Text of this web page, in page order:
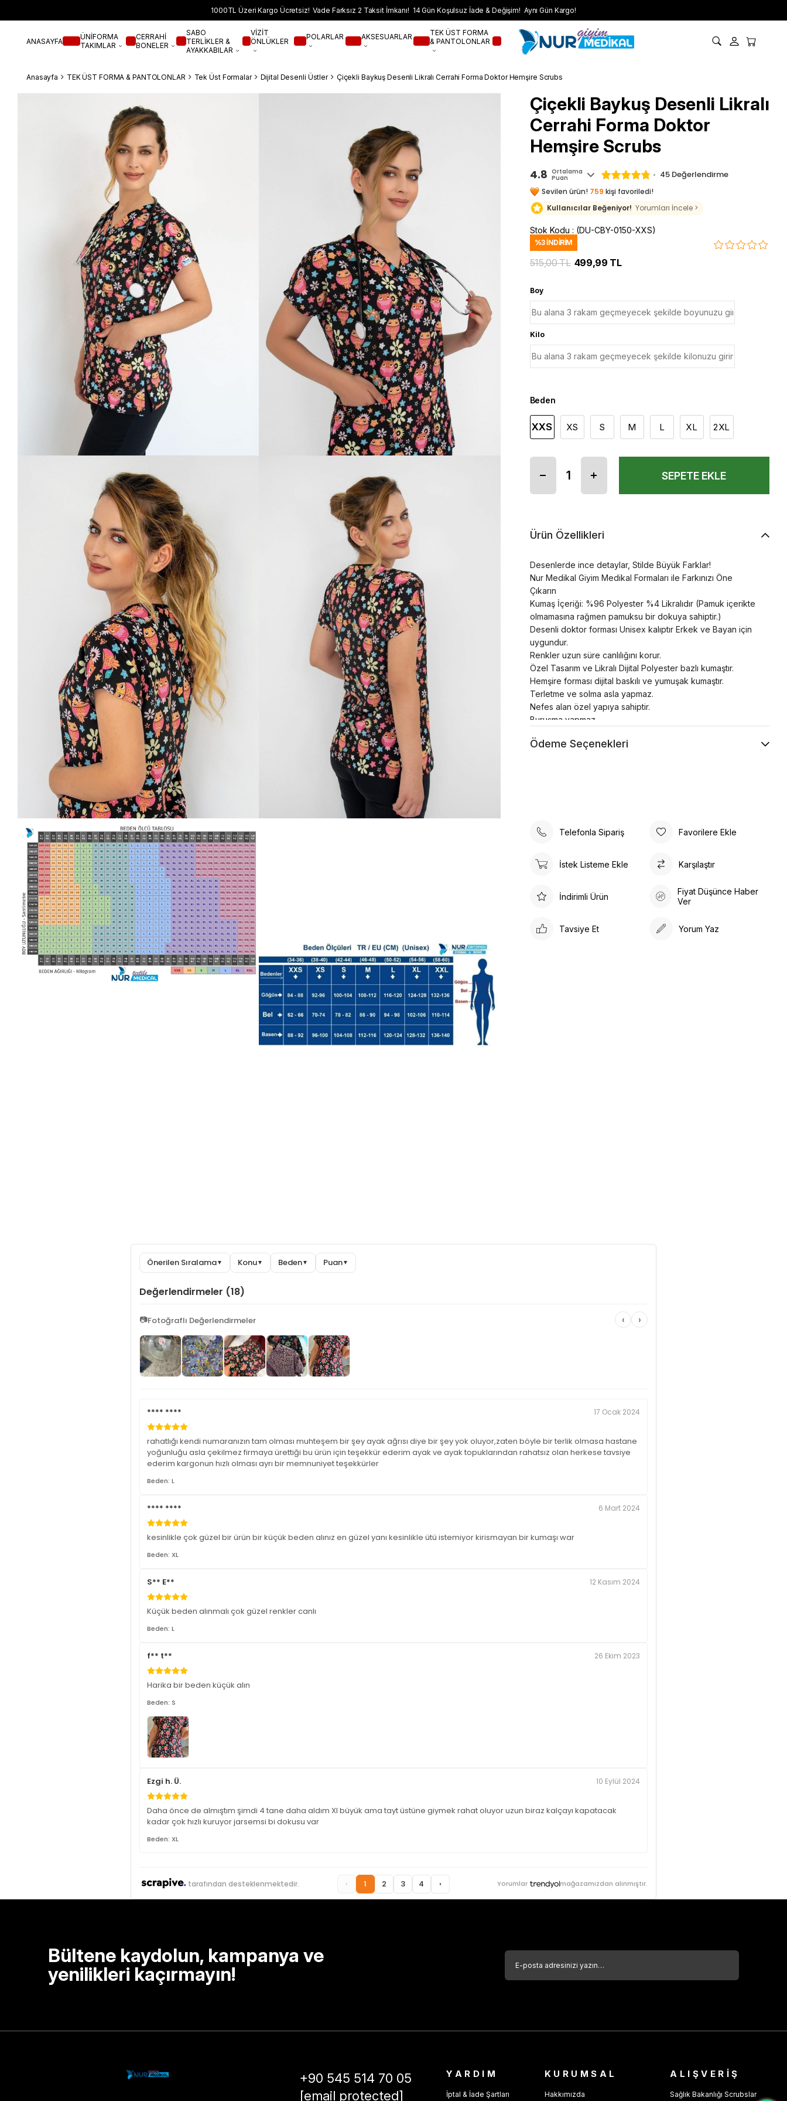
1000TL Üzeri Kargo Ücretsiz! Vade Farksız 2 Taksit İmkanı! 14 Gün Koşulsuz İade & Değişim! Aynı Gün Kargo!
ANASAYFA
ÜNİFORMA
TAKIMLAR
CERRAHİ
BONELER
SABO
TERLİKLER &
AYAKKABILAR
VİZİT
ÖNLÜKLER
POLARLAR AKSESUARLAR
TEK ÜST FORMA
& PANTOLONLAR
Anasayfa TEK ÜST FORMA & PANTOLONLAR Tek Üst Formalar Dijital Desenli Üstler Çiçekli Baykuş Desenli Likralı Cerrahi Forma Doktor Hemşire Scrubs
Çiçekli Baykuş Desenli Likralı
Cerrahi Forma Doktor
Hemşire Scrubs
4.8 Ortalama
Puan 45 Değerlendirme
Sevilen ürün! 759 kişi favoriledi!
Kullanıcılar Beğeniyor! Yorumları İncele >
Stok Kodu (DU-CBY-0150-XXS)
%3İNDIRIM
515,00 TL 499,99 TL
Boy
Kilo
Beden
XXS XS S M L XL 2XL
Ürün Özellikleri
Desenlerde ince detaylar, Stilde Büyük Farklar!
Nur Medikal Giyim Medikal Formaları ile Farkınızı Öne
Çıkarın
Kumaş İçeriği: %96 Polyester %4 Likralıdır (Pamuk içerikte
olmamasına rağmen pamuksu bir dokuya sahiptir.)
Desenli doktor forması Unisex kalıptır Erkek ve Bayan için
uygundur.
Renkler uzun süre canlılığını korur.
Özel Tasarım ve Likralı Dijital Polyester bazlı kumaştır.
Hemşire forması dijital baskılı ve yumuşak kumaştır.
Terletme ve solma asla yapmaz.
Nefes alan özel yapıya sahiptir.
Buruşma yapmaz.
30°’de kısa programda yıkanması önerilir.
Ödeme Seçenekleri
Telefonla Sipariş Favorilere Ekle
İstek Listeme Ekle Karşılaştır
İndirimli Ürün
Fiyat Düşünce Haber
Ver
Tavsiye Et Yorum Yaz
Önerilen Sıralama▼ Konu▼ Beden▼ Puan▼
Değerlendirmeler (18)
📷Fotoğraflı Değerlendirmeler ‹ ›
**** **** 17 Ocak 2024
rahatlığı kendi numaranızın tam olması muhteşem bir şey ayak ağrısı diye bir şey yok oluyor,zaten böyle bir terlik olmasa hastane
yoğunluğu asla çekilmez firmaya ürettiği bu ürün için teşekkür ederim ayak ve ayak topuklarından rahatsız olan herkese tavsiye
ederim kargonun hızlı olması ayrı bir memnuniyet teşekkürler
Beden: L
**** **** 6 Mart 2024
kesinlikle çok güzel bir ürün bir küçük beden alınız en güzel yanı kesinlikle ütü istemiyor kirismayan bir kumaşı war
Beden: XL
S** E** 12 Kasım 2024
Küçük beden alınmalı çok güzel renkler canlı
Beden: L
f** t** 26 Ekim 2023
Harika bir beden küçük alın
Beden: S
Ezgi h. Ü. 10 Eylül 2024
Daha önce de almıştım şimdi 4 tane daha aldım Xl büyük ama tayt üstüne giymek rahat oluyor uzun biraz kalçayı kapatacak
kadar çok hızlı kuruyor jarsemsi bi dokusu var
Beden: XL
tarafından desteklenmektedir. ‹ 1 2 3 4 › Yorumlar mağazamızdan alınmıştır.
Bültene kaydolun, kampanya ve
yenilikleri kaçırmayın!
+90 545 514 70 05
[email protected]
YARDIM
İptal & İade Şartları
KURUMSAL
Hakkımızda
ALIŞVERİŞ
Sağlık Bakanlığı Scrubslar